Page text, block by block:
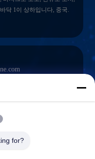
닥 1이 상하입니다, 중국.
for?